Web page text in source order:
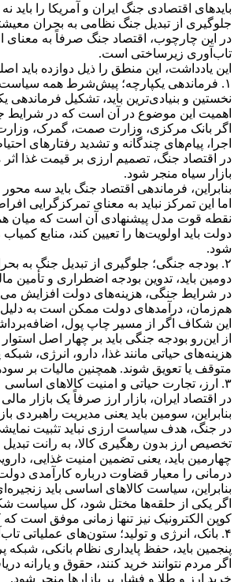
بایدهای اقتصادی جنگ ایران و آمریکا را
جلوگیری از تبدیل جنگ نظامی به بحران
در این چارچوب، اقتصاد جنگ صرفاً به معنای
تاب‌آوری زیرساختی است.
این یادداشت، این منطق را ذیل دوازده
۱. فرماندهی یکپارچه؛ پیش‌شرط همه سیاست‌های بعدی
نخستین و بنیادی‌ترین باید، تشکیل
اهمیت این موضوع در آن است که در شرایط
اگر بانک مرکزی، وزارت صمت، گمرک، وزارت
اجرا، پیام‌های چندگانه و تشدید رفتارهای
در اقتصاد جنگ، تصمیم ارزی بر قیمت غذا
بازار سیاه منجر شود.
بنابراین، فرماندهی اقتصاد جنگ باید سه
اما این تمرکز نباید به معنای تمرکزگرایی
نقطه قوت مدل پیشنهادی آن است که میان
دولت باید اولویت‌ها را تعیین کند، منابع
شود.
۲. بودجه جنگی؛ جلوگیری از تبدیل جنگ به بحران پولی
دومین باید، تدوین بودجه اضطراری و تأمین
در شرایط جنگی، هزینه‌های دولت افزایش
هم‌زمان، درآمدهای دولت ممکن است به دلیل
این شکاف اگر از مسیر چاپ پول،
از این‌رو بودجه جنگی باید بر چهار اصل
هزینه‌های حیاتی مانند غذا، دارو، انرژی،
متوقف یا تعویق شوند. همچنین مالیات بر
۳. ارز، تجارت حیاتی و امنیت کالاهای اساسی
در اقتصاد ایران، بازار ارز صرفاً یک بازار
بنابراین، سومین باید یعنی مدیریت راهبردی
در جنگ، هدف سیاست ارزی نباید تثبیت
تخصیص ارز بدون رهگیری کالا، به رانت
چهارمین باید، یعنی تضمین امنیت غذایی،
درمانی را معیار قضاوت درباره کارآمدی
بنابراین، سیاست کالاهای اساسی باید
اگر یکی از حلقه‌ها مختل شود، کل
کوپن الکترونیک نیز تنها زمانی موفق است که
۴. بانک، انرژی و تولید؛ ستون‌های عملیاتی تاب‌آوری
پنجمین باید، حفظ پایداری نظام بانکی،
اگر مردم نتوانند خرید کنند، حقوق و
خرید ارز و طلا و فشار بر بازارها منجر شود.